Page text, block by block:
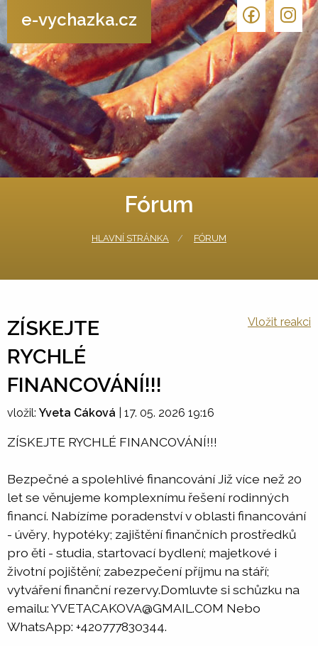
e-vychazka.cz
Fórum
HLAVNÍ STRÁNKA FÓRUM
ZÍSKEJTE
RYCHLÉ
FINANCOVÁNÍ!!!
Vložit reakci
vložil: Yveta Cáková 17. 05. 2026 19:16
ZÍSKEJTE RYCHLÉ FINANCOVÁNÍ!!!
Bezpečné a spolehlivé financování Již více než 20
let se věnujeme komplexnímu řešení rodinných
financí. Nabízíme poradenství v oblasti financování
- úvěry, hypotéky; zajištění finančních prostředků
pro ěti - studia, startovací bydlení; majetkové i
životní pojištění; zabezpečení příjmu na stáří;
vytváření finanční rezervy.Domluvte si schůzku na
emailu: YVETACAKOVA@GMAIL.COM Nebo
WhatsApp: +420777830344.